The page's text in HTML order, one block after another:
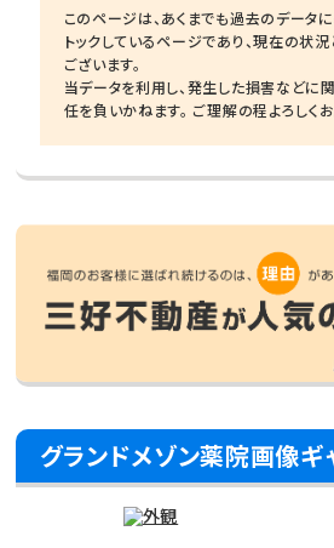
このページは、あくまでも過去のデータ
トックしているページであり、現在の状
ございます。
当データを利用し、発生した損害などに
任を負いかねます。 ご理解の程よろしく
グランドメゾン薬院画像ギ